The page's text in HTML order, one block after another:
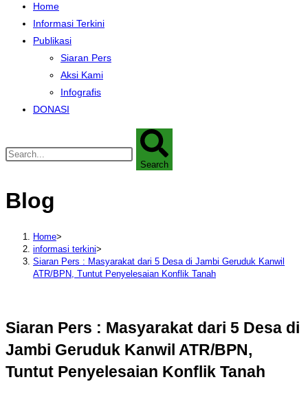
Home
Informasi Terkini
Publikasi
Siaran Pers
Aksi Kami
Infografis
DONASI
Search
Blog
Home>
informasi terkini>
Siaran Pers : Masyarakat dari 5 Desa di Jambi Geruduk Kanwil
ATR/BPN, Tuntut Penyelesaian Konflik Tanah
Siaran Pers : Masyarakat dari 5 Desa di
Jambi Geruduk Kanwil ATR/BPN,
Tuntut Penyelesaian Konflik Tanah